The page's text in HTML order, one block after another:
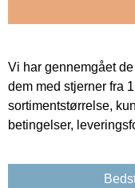
Vi har gennemgået
dem med stjerner fra
sortimentstørrelse,
betingelser,